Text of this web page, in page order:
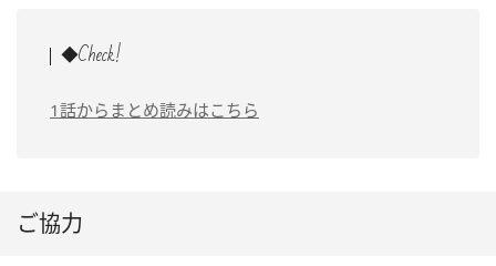
◆Check!
1話からまとめ読みはこちら
ご協力